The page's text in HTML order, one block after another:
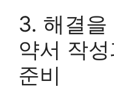
3. 해결을
약서 작
준비